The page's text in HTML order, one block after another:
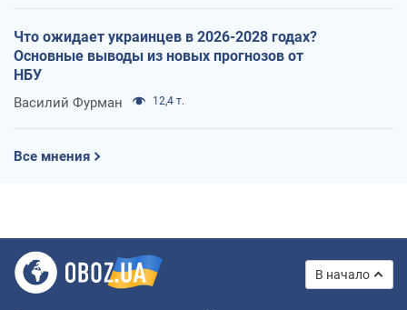
Что ожидает украинцев в 2026-2028 годах?
Основные выводы из новых прогнозов от
НБУ
Василий Фурман 12,4 т.
Все мнения
В начало